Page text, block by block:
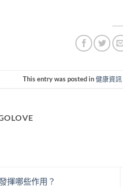
This entry was posted in健康資訊
揮哪些作用？